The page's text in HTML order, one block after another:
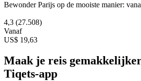
Bewonder Parijs op de mooiste manier:
4,3 (27.508)
Vanaf
US$ 19,63
Maak je reis
Tiqets-app